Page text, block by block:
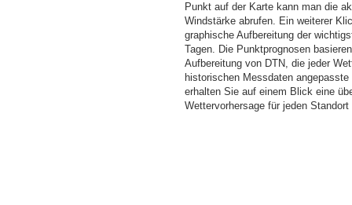
Punkt auf der Karte kann man die
Windstärke abrufen. Ein weiterer
graphische Aufbereitung der
Tagen. Die Punktprognosen
Aufbereitung von DTN, die jeder
historischen Messdaten
erhalten Sie auf einem Blick eine
Wettervorhersage für jeden